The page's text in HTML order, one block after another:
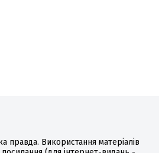
правда. Використання матеріалів